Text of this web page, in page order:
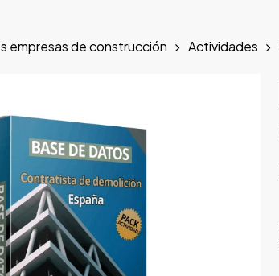
empresas de construcción Actividades